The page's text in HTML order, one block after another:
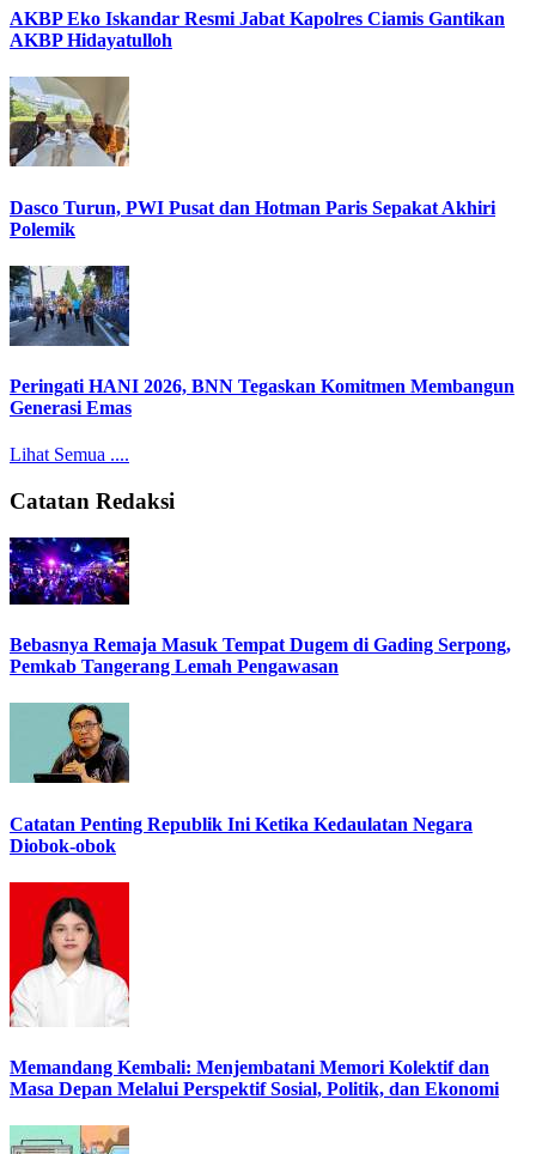
AKBP Eko Iskandar Resmi Jabat Kapolres Ciamis Gantikan
AKBP Hidayatulloh
Dasco Turun, PWI Pusat dan Hotman Paris Sepakat Akhiri
Polemik
Peringati HANI 2026, BNN Tegaskan Komitmen Membangun
Generasi Emas
Lihat Semua ....
Catatan Redaksi
Bebasnya Remaja Masuk Tempat Dugem di Gading Serpong,
Pemkab Tangerang Lemah Pengawasan
Catatan Penting Republik Ini Ketika Kedaulatan Negara
Diobok-obok
Memandang Kembali: Menjembatani Memori Kolektif dan
Masa Depan Melalui Perspektif Sosial, Politik, dan Ekonomi